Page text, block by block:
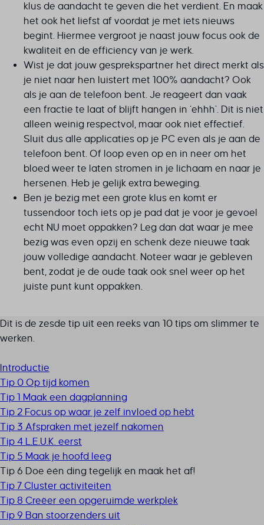
klus de aandacht te geven die het verdient. En maak
het ook het liefst af voordat je met iets nieuws
begint. Hiermee vergroot je naast jouw focus ook de
kwaliteit én de efficiency van je werk.
Wist je dat jouw gesprekspartner het direct merkt als
je niet naar hen luistert met 100% aandacht? Ook
als je aan de telefoon bent. Je reageert dan vaak
een fractie te laat of blijft hangen in ‘ehhh’. Dit is niet
alleen weinig respectvol, maar ook niet effectief.
Sluit dus alle applicaties op je PC even als je aan de
telefoon bent. Of loop even op en in neer om het
bloed weer te laten stromen in je lichaam en naar je
hersenen. Heb je gelijk extra beweging.
Ben je bezig met een grote klus en komt er
tussendoor tóch iets op je pad dat je voor je gevoel
echt NU moet oppakken? Leg dan dat waar je mee
bezig was even opzij en schenk deze nieuwe taak
jouw volledige aandacht. Noteer waar je gebleven
bent, zodat je de oude taak ook snel weer op het
juiste punt kunt oppakken.
Dit is de zesde tip uit een reeks van 10 tips om slimmer te
werken.
Introductie
Tip 0 Op tijd komen
Tip 1 Maak een dagplanning
Tip 2 Focus op waar je zelf invloed op hebt
Tip 3 Afspraken met jezelf nakomen
Tip 4 L.E.U.K. eerst
Tip 5 Maak je hoofd leeg
Tip 6 Doe één ding tegelijk en maak het af!
Tip 7 Cluster activiteiten
Tip 8 Creëer een opgeruimde werkplek
Tip 9 Ban stoorzenders uit